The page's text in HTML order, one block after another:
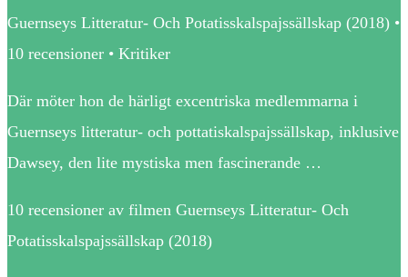
Guernseys Litteratur- Och Potatisskalspajssällskap (2018) •
10 recensioner • Kritiker
Där möter hon de härligt excentriska medlemmarna i
Guernseys litteratur- och pottatiskalspajssällskap, inklusive
Dawsey, den lite mystiska men fascinerande …
10 recensioner av filmen Guernseys Litteratur- Och
Potatisskalspajssällskap (2018)